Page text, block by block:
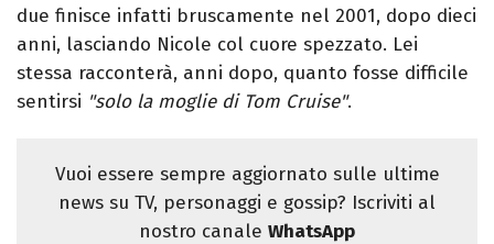
due finisce infatti bruscamente nel 2001, dopo dieci
anni, lasciando Nicole col cuore spezzato. Lei
stessa racconterà, anni dopo, quanto fosse difficile
sentirsi "solo la moglie di Tom Cruise".
Vuoi essere sempre aggiornato sulle ultime
news su TV, personaggi e gossip? Iscriviti al
nostro canale WhatsApp